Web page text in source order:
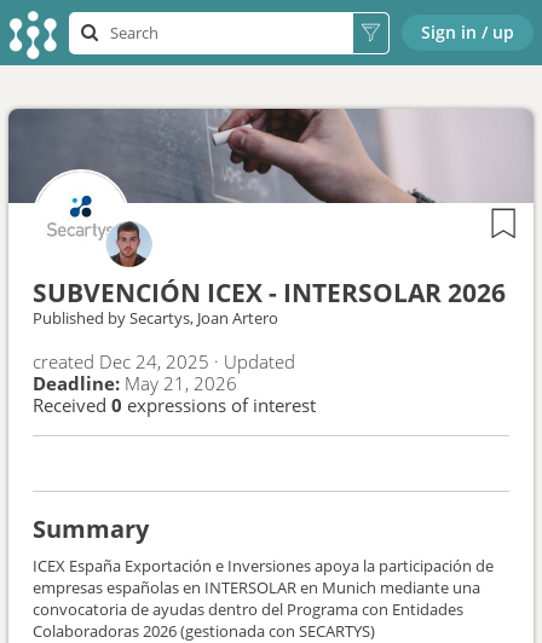
Sign in / up
SUBVENCIÓN ICEX - INTERSOLAR 2026
Published bySecartys, Joan Artero
created Dec 24, 2025 · Updated
Deadline: May 21, 2026
Received 0 expressions of interest
Summary
ICEX España Exportación e Inversiones apoya la participación de
empresas españolas en INTERSOLAR en Munich mediante una
convocatoria de ayudas dentro del Programa con Entidades
Colaboradoras 2026 (gestionada con SECARTYS)